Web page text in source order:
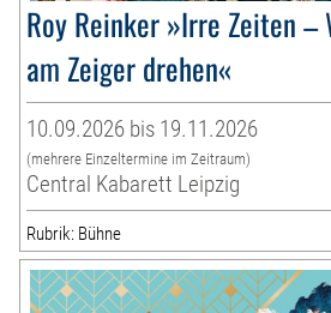
Roy Reinker »Irre Zeiten –
am Zeiger drehen«
10.09.2026 bis 19.11.2026
(mehrere Einzeltermine im Zeitraum)
Central Kabarett Leipzig
Rubrik: Bühne